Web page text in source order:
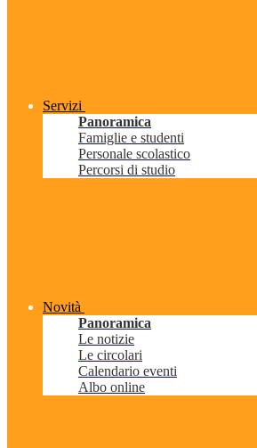
Servizi
Panoramica
Famiglie e studenti
Personale scolastico
Percorsi di studio
Novità
Panoramica
Le notizie
Le circolari
Calendario eventi
Albo online